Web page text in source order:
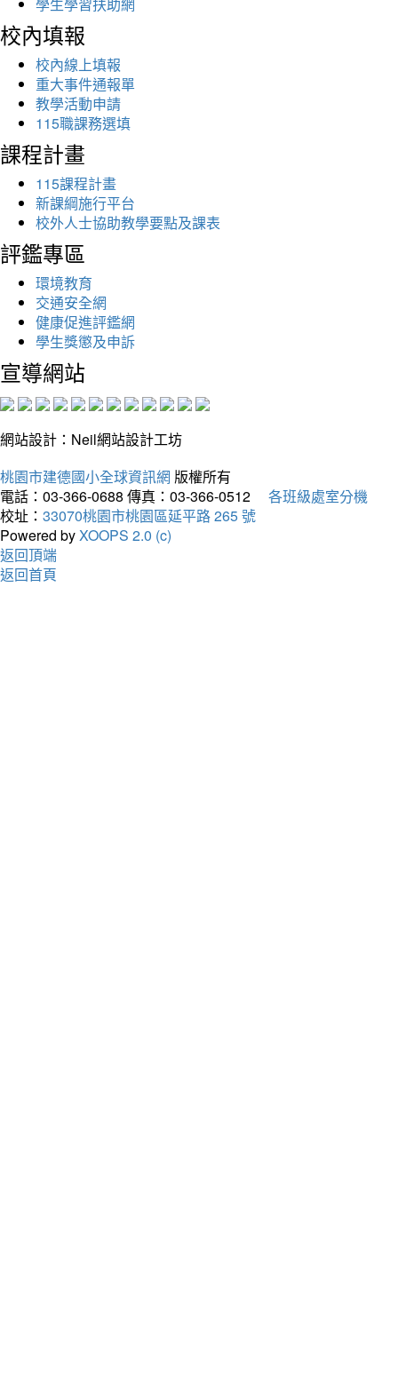
校內填報
校內線上填報
重大事件通報單
教學活動申請
115職課務選填
課程計畫
115課程計畫
新課綱施行平台
校外人士協助教學要點及課表
評鑑專區
環境教育
交通安全網
健康促進評鑑網
學生獎懲及申訴
宣導網站
網站設計：Neil網站設計工坊
桃園市建德國小全球資訊網 版權所有
電話：03-366-0688 傳真：03-366-0512
各班級處室分機
校址： 33070桃園市桃園區延平路 265 號
Powered byXOOPS 2.0 (c)
返回頂端
返回首頁